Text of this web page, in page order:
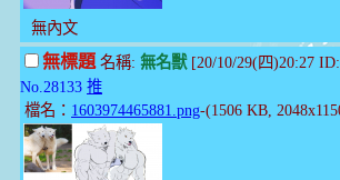
無內文
無標題名稱: 無名獸[20/10/29(四)20:27
No.28133 推
檔名： 1603974465881.png-(1506 KB,